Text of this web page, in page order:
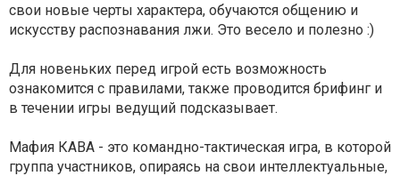
свои новые черты характера, обучаются общению и
искусству распознавания лжи. Это весело и полезно :)
Для новеньких перед игрой есть возможность
ознакомится с правилами, также проводится брифинг и
в течении игры ведущий подсказывает.
Мафия КАВА - это командно-тактическая игра, в которой
группа участников, опираясь на свои интеллектуальные,